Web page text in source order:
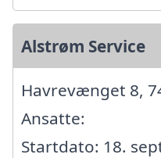
Alstrøm Service
Havrevænget 8,
Ansatte:
Startdato: 18.